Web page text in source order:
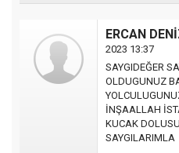
ERCAN
2023 13:37
SAYGIDEĞER
OLDUGUNUZ
İNŞAALLAH
KUCAK
SAYGILARIMLA